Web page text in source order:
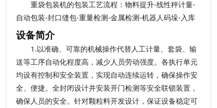
重袋包装机的包装工艺流程：物料提升-线性秤计量-
自动包装-封口缝包-重量检测-金属检测-机器人码垛-入库
设备简介
1.以准确、可靠的机械操作代替人工计量、套袋、输
送等工序自动化程度高，减少人员劳动强度。各执行单元
均设有控制和安全装置，实现自动连续运转，确保操作安
全、便捷。全封闭设计并安装开门检测等安全联锁装置，
确保人员的安全。针对颗粒料开发设计，保证设备稳定可